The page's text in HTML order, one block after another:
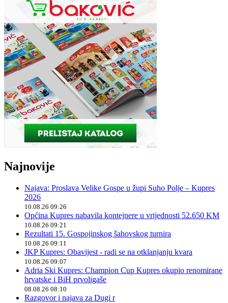
Najnovije
Najava: Proslava Velike Gospe u župi Suho Polje – Kupres
2026
10.08.26 09:26
Općina Kupres nabavila kontejnere u vrijednosti 52.650 KM
10.08.26 09:21
Rezultati 15. Gospojinskog šahovskog turnira
10.08.26 09:11
JKP Kupres: Obavijest - radi se na otklanjanju kvara
10.08.26 09:07
Adria Ski Kupres: Champion Cup Kupres okupio renomirane
hrvatske i BiH prvoligaše
08.08.26 08:10
Razgovor i najava za Dugi r